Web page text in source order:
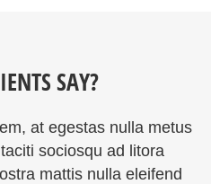
SAY?
at egestas nulla metus
sociosqu ad litora
mattis nulla eleifend